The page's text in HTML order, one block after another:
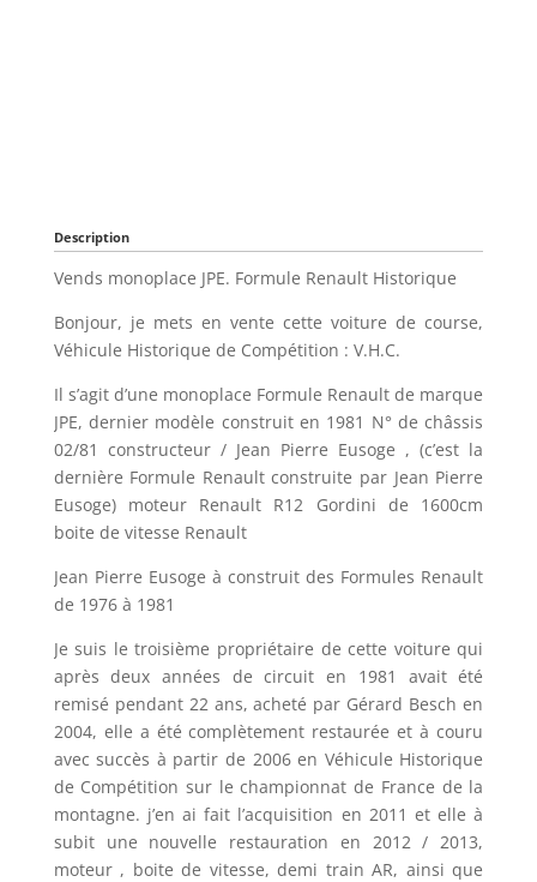
Description
Vends monoplace JPE. Formule Renault Historique
Bonjour, je mets en vente cette voiture de course,
Véhicule Historique de Compétition : V.H.C.
Il s’agit d’une monoplace Formule Renault de marque
JPE, dernier modèle construit en 1981 N° de châssis
02/81 constructeur / Jean Pierre Eusoge , (c’est la
dernière Formule Renault construite par Jean Pierre
Eusoge) moteur Renault R12 Gordini de 1600cm
boite de vitesse Renault
Jean Pierre Eusoge à construit des Formules Renault
de 1976 à 1981
Je suis le troisième propriétaire de cette voiture qui
après deux années de circuit en 1981 avait été
remisé pendant 22 ans, acheté par Gérard Besch en
2004, elle a été complètement restaurée et à couru
avec succès à partir de 2006 en Véhicule Historique
de Compétition sur le championnat de France de la
montagne. j’en ai fait l’acquisition en 2011 et elle à
subit une nouvelle restauration en 2012 / 2013,
moteur , boite de vitesse, demi train AR, ainsi que